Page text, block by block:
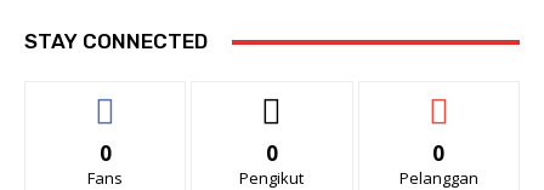
STAY CONNECTED
0
Fans
0
Pengikut
0
Pelanggan